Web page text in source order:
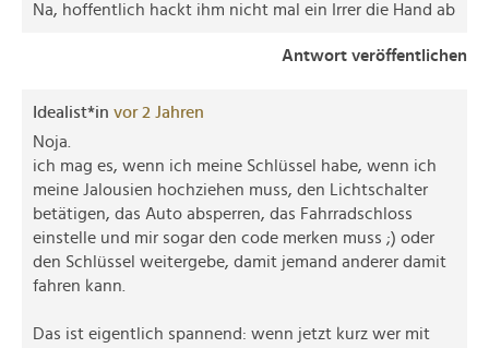
Na, hoffentlich hackt ihm nicht mal ein Irrer die Hand ab
Antwort veröffentlichen
Idealist*in vor 2 Jahren
Noja.
ich mag es, wenn ich meine Schlüssel habe, wenn ich
meine Jalousien hochziehen muss, den Lichtschalter
betätigen, das Auto absperren, das Fahrradschloss
einstelle und mir sogar den code merken muss ;) oder
den Schlüssel weitergebe, damit jemand anderer damit
fahren kann.
Das ist eigentlich spannend: wenn jetzt kurz wer mit